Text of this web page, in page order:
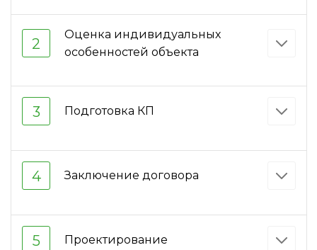
2
Оценка индивидуальных
особенностей объекта
3 Подготовка КП
4 Заключение договора
5 Проектирование